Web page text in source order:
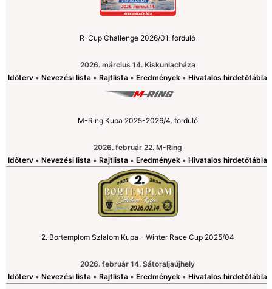
R-Cup Challenge 2026/01. forduló
2026. március 14. Kiskunlacháza
Időterv • Nevezési lista • Rajtlista • Eredmények • Hivatalos hirdetőtábla
M-Ring Kupa 2025-2026/4. forduló
2026. február 22. M-Ring
Időterv • Nevezési lista • Rajtlista • Eredmények • Hivatalos hirdetőtábla
2. Bortemplom Szlalom Kupa - Winter Race Cup 2025/04
2026. február 14. Sátoraljaújhely
Időterv • Nevezési lista • Rajtlista • Eredmények • Hivatalos hirdetőtábla